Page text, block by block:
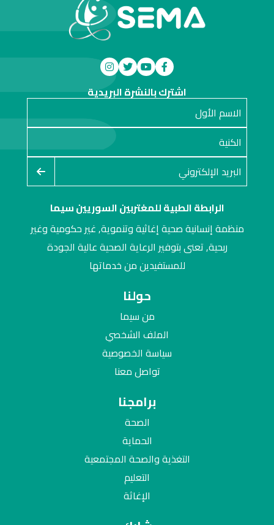
الرابطة الطبية للمغتربين السوريين سيما
منظمة إنسانية صحية إغاثية وتنموية, غير حكومية وغير
ربحية, تعنى بتوفير الرعاية الصحية عالية الجودة
للمستفيدين من خدماتها
اشترك بالنشرة البريدية
حولنا
من سيما
الملف الشخصي
سياسة الخصوصية
تواصل معنا
برامجنا
الصحة
الحماية
التغذية والصحة المجتمعية
التعليم
الإغاثة